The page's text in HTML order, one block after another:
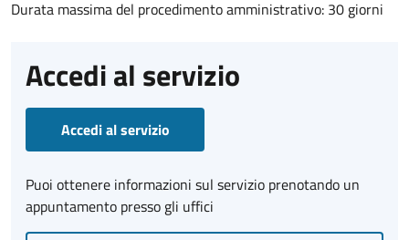
Durata massima del procedimento amministrativo: 30 giorni
Accedi al servizio
Accedi al servizio
Puoi ottenere informazioni sul servizio prenotando un
appuntamento presso gli uffici